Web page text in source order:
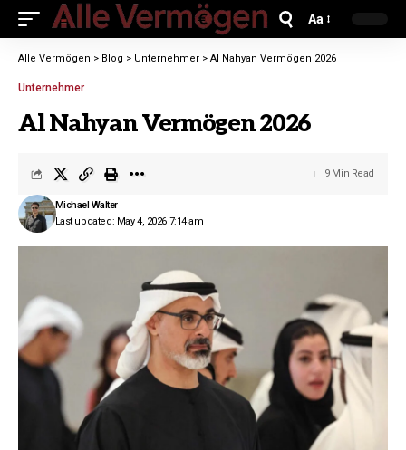
Aa
Alle Vermögen > Blog > Unternehmer > Al Nahyan Vermögen 2026
Unternehmer
Al Nahyan Vermögen 2026
Last updated: May 4, 2026 7:14 am
Michael Walter
9 Min Read